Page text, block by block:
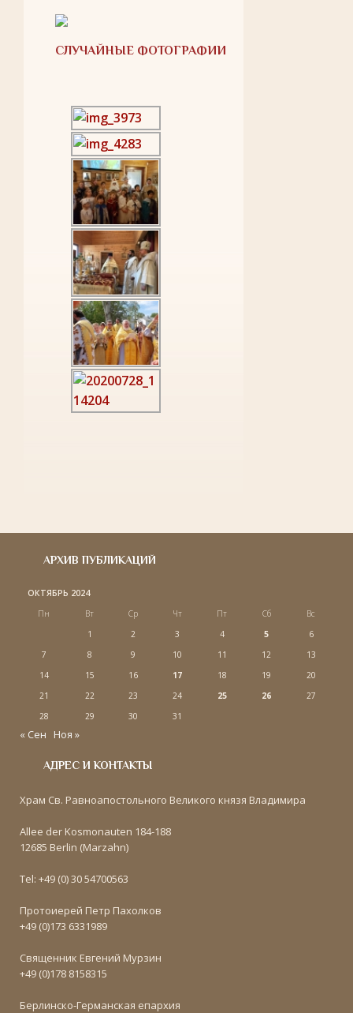
СЛУЧАЙНЫЕ ФОТОГРАФИИ
АРХИВ ПУБЛИКАЦИЙ
ОКТЯБРЬ 2024
Пн
Вт Ср Чт Пт Сб
Вс
1
2 3 4 5
6
7
8 9 10 11 12
13
14
15 16 17 18 19
20
21
22 23 24 25 26
27
28
29 30 31
« Сен Ноя »
АДРЕС И КОНТАКТЫ
Храм Св. Равноапостольного Великого князя Владимира
Allee der Kosmonauten 184-188
12685 Berlin (Marzahn)
Tel: +49 (0) 30 54700563
Протоиерей Петр Пахолков
+49 (0)173 6331989
Священник Евгений Мурзин
+49 (0)178 8158315
Берлинско-Германская епархия